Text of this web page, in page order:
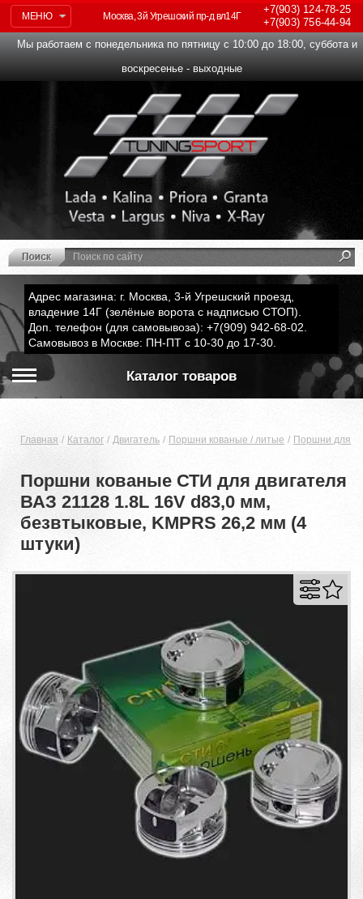
МЕНЮ
+7(903)124-78-25
+7(903)756-44-94
Москва, 3й Угрешский пр-д вл14Г
Мы работаем с понедельника по пятницу с 10:00 до 18:00, суббота и
воскресенье - выходные
Адрес магазина: г. Москва, 3-й Угрешский проезд,
владение 14Г (зелёные ворота с надписью СТОП).
Доп. телефон (для самовывоза): +7(909) 942-68-02.
Самовывоз в Москве: ПН-ПТ с 10-30 до 17-30.
Каталог товаров
Главная Каталог Двигатель Поршни кованые / литые Поршни для
Поршни кованые СТИ для двигателя
ВАЗ 21128 1.8L 16V d83,0 мм,
безвтыковые, KMPRS 26,2 мм (4
штуки)